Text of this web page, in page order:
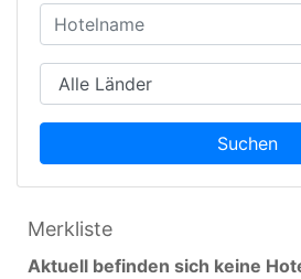
Suchen
Merkliste
Aktuell befinden sich keine